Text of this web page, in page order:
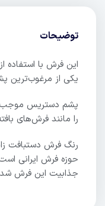
توضیحات
این فرش با استفاده
یکی از مرغوب‌ترین
پشم دستریس
را مانند فرش‌های
رنگ فرش دستبافت
حوزه فرش ایرانی
جذابیت این فرش